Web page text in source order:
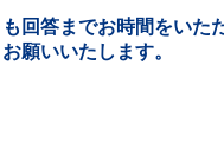
回答までお時間をいた
願いいたします。